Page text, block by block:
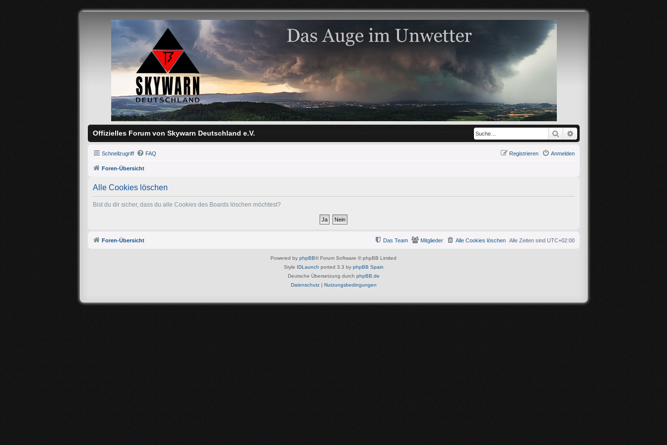
Offizielles Forum von Skywarn Deutschland e.V. Suche
Schnellzugriff FAQ Anmelden
Registrieren
Foren-Übersicht
Alle Cookies löschen
Bist du dir sicher, dass du alle Cookies des Boards löschen möchtest?
Foren-Übersicht Alle Zeiten sind UTC+02:00
Alle Cookies löschen
Mitglieder
Das Team
Powered by phpBB® Forum Software © phpBB Limited
Style IDLaunch ported 3.3 by phpBB Spain
Deutsche Übersetzung durch phpBB.de
Datenschutz| Nutzungsbedingungen